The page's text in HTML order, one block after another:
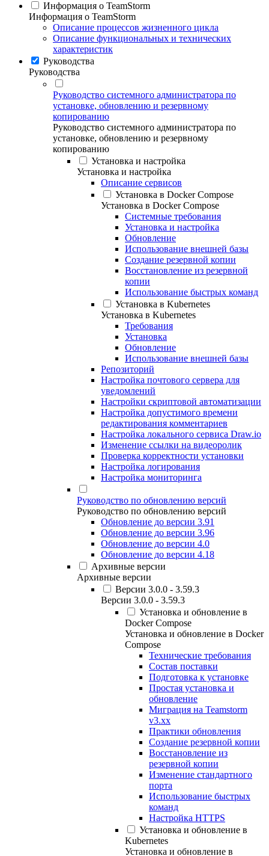
Информация о TeamStorm
Информация о TeamStorm
Описание процессов жизненного цикла
Описание функциональных и технических
характеристик
Руководства
Руководства
Руководство системного администратора по
установке, обновлению и резервному
копированию
Руководство системного администратора по
установке, обновлению и резервному
копированию
Установка и настройка
Установка и настройка
Описание сервисов
Установка в Docker Compose
Установка в Docker Compose
Системные требования
Установка и настройка
Обновление
Использование внешней базы
Создание резервной копии
Восстановление из резервной
копии
Использование быстрых команд
Установка в Kubernetes
Установка в Kubernetes
Требования
Установка
Обновление
Использование внешней базы
Репозиторий
Настройка почтового сервера для
уведомлений
Настройки скриптовой автоматизации
Настройка допустимого времени
редактирования комментариев
Настройка локального сервиса Draw.io
Изменение ссылки на видеоролик
Проверка корректности установки
Настройка логирования
Настройка мониторинга
Руководство по обновлению версий
Руководство по обновлению версий
Обновление до версии 3.91
Обновление до версии 3.96
Обновление до версии 4.0
Обновление до версии 4.18
Архивные версии
Архивные версии
Версии 3.0.0 - 3.59.3
Версии 3.0.0 - 3.59.3
Установка и обновление в
Docker Compose
Установка и обновление в Docker
Compose
Технические требования
Состав поставки
Подготовка к установке
Простая установка и
обновление
Миграция на Teamstorm
v3.xx
Практики обновления
Создание резервной копии
Восстановление из
резервной копии
Изменение стандартного
порта
Использование быстрых
команд
Настройка HTTPS
Установка и обновление в
Kubernetes
Установка и обновление в